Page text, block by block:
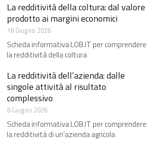
La redditività della coltura: dal valore
prodotto ai margini economici
18 Giugno 2026
Scheda informativa LOB.IT per comprendere
la redditività della coltura
La redditività dell’azienda: dalle
singole attività al risultato
complessivo
8 Giugno 2026
Scheda informativa LOB.IT per comprendere
la redditività di un’azienda agricola